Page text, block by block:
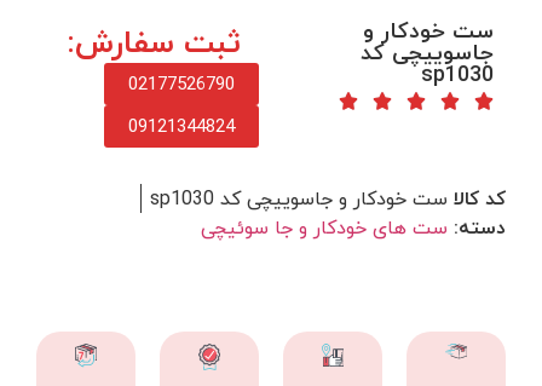
ست خودکار و
جاسوییچی کد
sp1030
ثبت سفارش:
02177526790
09121344824
کد کالا ست خودکار و جاسوییچی کد sp1030
دسته: ست های خودکار و جا سوئیچی